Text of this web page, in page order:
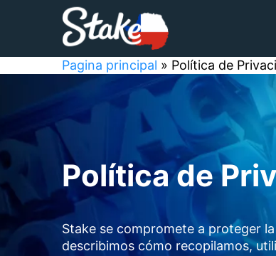
Pagina principal » Política de
Política de
Stake se compromete a proteger
describimos cómo recopilamos,